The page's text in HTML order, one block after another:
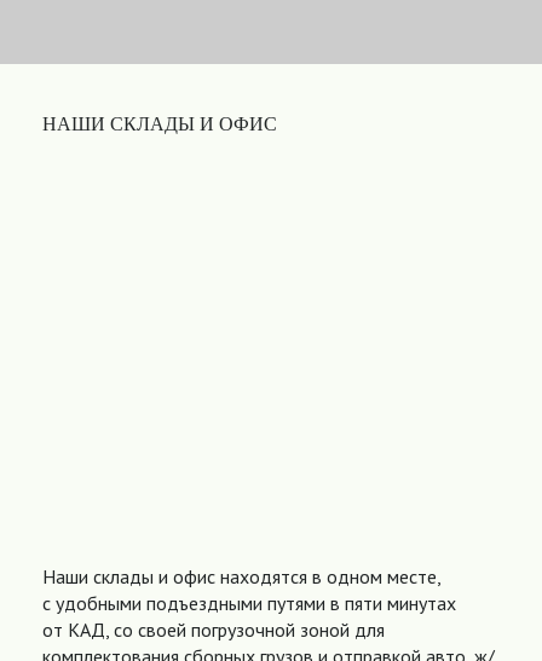
НАШИ СКЛАДЫ И ОФИС
Наши склады и офис находятся в одном месте,
с удобными подъездными путями в пяти минутах
от КАД, со своей погрузочной зоной для